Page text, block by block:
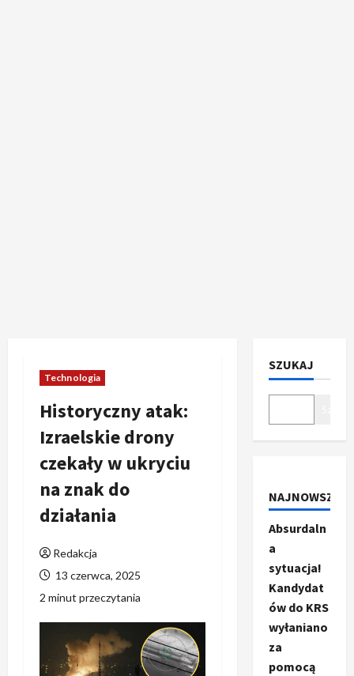
Technologia
Historyczny atak:
Izraelskie drony
czekały w ukryciu
na znak do
działania
Redakcja
13 czerwca, 2025
2 minut przeczytania
SZUKAJ
NAJNOWSZE
Absurdaln
a
sytuacja!
Kandydat
ów do KRS
wyłaniano
za
pomocą